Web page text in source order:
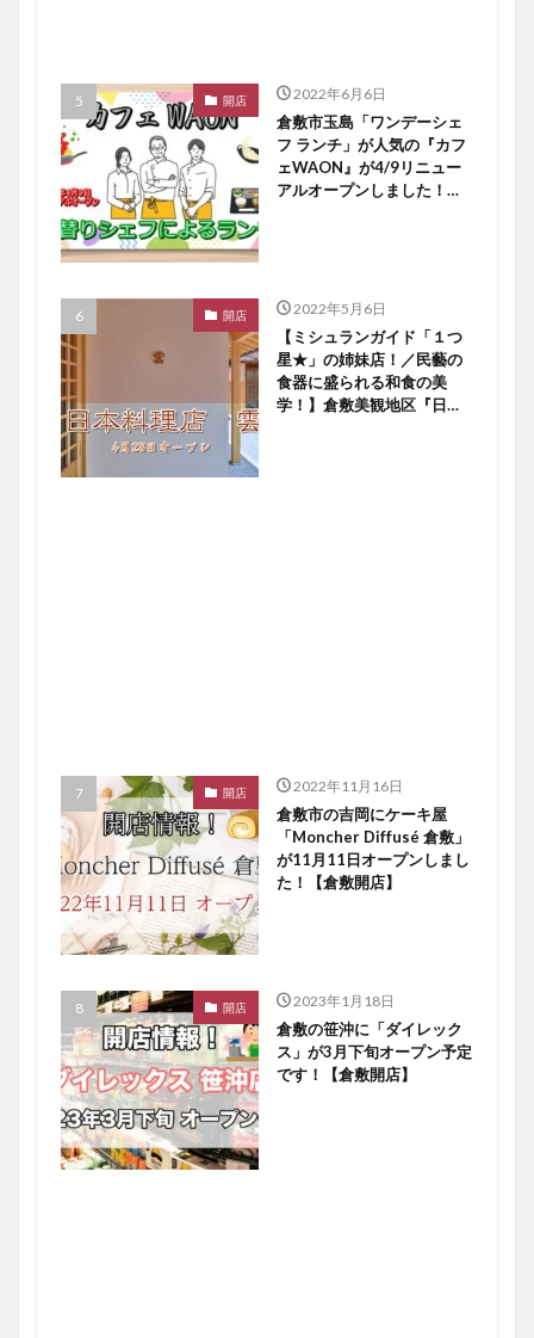
開店 2022年6月6日
倉敷市玉島「ワンデーシェ
フ ランチ」が人気の『カフ
ェWAON』が4/9リニュー
アルオープンしました！
開店 2022年5月6日
【ミシュランガイド「１つ
星★」の姉妹店！／民藝の
食器に盛られる和食の美
学！】倉敷美観地区『日本
開店 2022年11月16日
倉敷市の吉岡にケーキ屋
「Moncher Diffusé 倉敷」
が11月11日オープンしまし
た！【倉敷開店】
開店 2023年1月18日
倉敷の笹沖に「ダイレック
ス」が3月下旬オープン予定
です！【倉敷開店】